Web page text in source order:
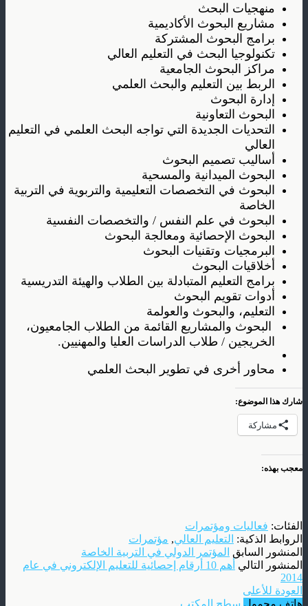
منهجيات البحث
مشاريع البحوث الأكاديمية
برامج البحوث المشتركة
تكنولوجيا البحث في التعليم العالي
مراكز البحوث الجامعية
الربط بين التعليم والبحث العلمي
إدارة البحوث
البحوث التعاونية
التحديات الجديدة التي تواجه البحث العلمي في التعليم
العالي
أساليب تصميم البحوث
البحوث الميدانية والمسحية
البحوث في التخصصات التعليمية والتربوية في التربية
الخاصة
البحوث في علم النفس / والتخصصات النفسية
البحوث الإحصائية ومعالجة البحوث
البرمجيات وتقنيات البحوث
أخلاقيات البحوث
برامج التعليم المتبادلة بين الطلاب والهيئة التدريسية
أدوات تقويم البحوث
التعليم، والبحوث والعولمة
البحوث والمشاريع القائمة من الطلاب الجامعيون،
الخريجين / طلاب الدراسات العليا والمهنيين.
محاور أخرى في تطوير البحث العلمي
شارك هذا الموضوع:
مشاركة
معجب بهذه:
الفئات: فعاليات ومؤتمرات
الروابط الذكية: التعليم العالي, مؤتمرات
المنشور السابق المؤتمر الدولي في التربية الخاصة
المنشور التالي
أهم 10 أرقام إحصائية للتعليم الإلكتروني في عام
2014
العودة للأعلى
هاتف محمول سطح المكتب